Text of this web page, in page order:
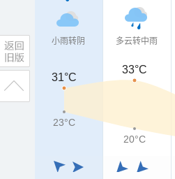
小雨转阴 多云转中雨
31°C
33°C
23°C
20°C